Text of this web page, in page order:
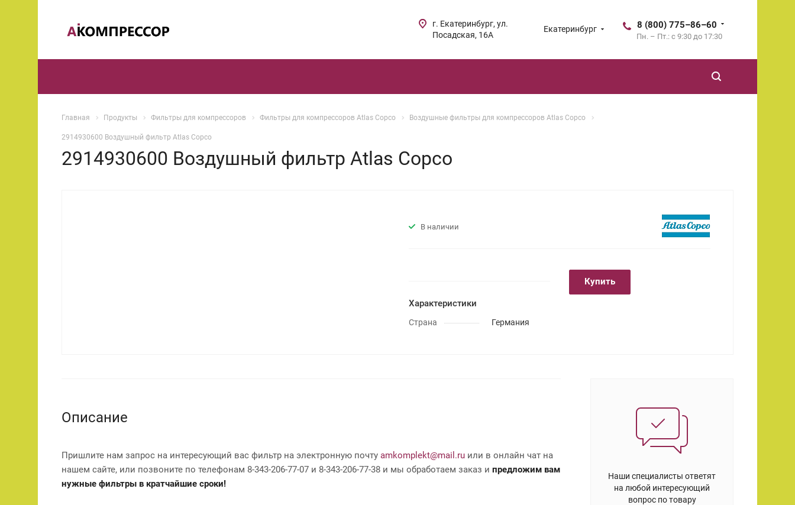
Екатеринбург 8 (800) 775–86–60
Пн. – Пт.: с 9:30 до 17:30
г. Екатеринбург, ул.
Посадская, 16А
Главная Продукты Фильтры для компрессоров Фильтры для компрессоров Atlas Copco Воздушные фильтры для компрессоров Atlas Copco
2914930600 Воздушный фильтр Atlas Copco
2914930600 Воздушный фильтр Atlas Copco
В наличии
Характеристики
Страна Германия
Купить
Описание
Пришлите нам запрос на интересующий вас фильтр на электронную почту amkomplekt@mail.ru или в онлайн чат на
нашем сайте, или позвоните по телефонам 8-343-206-77-07 и 8-343-206-77-38 и мы обработаем заказ и предложим вам
нужные фильтры в кратчайшие сроки!
Наши специалисты ответят
на любой интересующий
вопрос по товару